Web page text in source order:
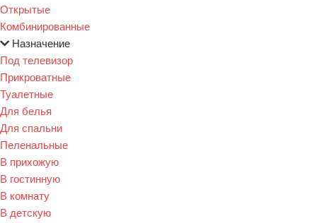
Открытые
Комбинированные
Назначение
Под телевизор
Прикроватные
Туалетные
Для белья
Для спальни
Пеленальные
В прихожую
В гостинную
В комнату
В детскую